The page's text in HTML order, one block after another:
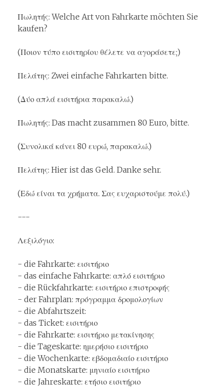
Πωλητής: Welche Art von Fahrkarte möchten Sie
kaufen?
(Ποιον τύπο εισιτηρίου θέλετε να αγοράσετε;)
Πελάτης: Zwei einfache Fahrkarten bitte.
(Δύο απλά εισιτήρια παρακαλώ.)
Πωλητής: Das macht zusammen 80 Euro, bitte.
(Συνολικά κάνει 80 ευρώ, παρακαλώ.)
Πελάτης: Hier ist das Geld. Danke sehr.
(Εδώ είναι τα χρήματα. Σας ευχαριστούμε πολύ.)
---
Λεξιλόγιο:
- die Fahrkarte: εισιτήριο
- das einfache Fahrkarte: απλό εισιτήριο
- die Rückfahrkarte: εισιτήριο επιστροφής
- der Fahrplan: πρόγραμμα δρομολογίων
- die Abfahrtszeit:
- das Ticket: εισιτήριο
- die Fahrkarte: εισιτήριο μετακίνησης
- die Tageskarte: ημερήσιο εισιτήριο
- die Wochenkarte: εβδομαδιαίο εισιτήριο
- die Monatskarte: μηνιαίο εισιτήριο
- die Jahreskarte: ετήσιο εισιτήριο